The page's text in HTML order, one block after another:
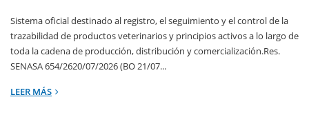
Sistema oficial destinado al registro, el seguimiento y el control de la
trazabilidad de productos veterinarios y principios activos a lo largo de
toda la cadena de producción, distribución y comercialización.Res.
SENASA 654/2620/07/2026 (BO 21/07...
LEER MÁS